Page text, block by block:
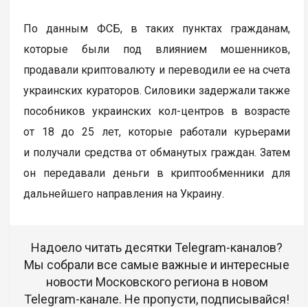
По данным ФСБ, в таких пунктах гражданам,
которые были под влиянием мошенников,
продавали криптовалюту и переводили ее на счета
украинских кураторов. Силовики задержали также
пособников украинских кол-центров в возрасте
от 18 до 25 лет, которые работали курьерами
и получали средства от обманутых граждан. Затем
он передавали деньги в криптообменники для
дальнейшего направления на Украину.
Надоело читать десятки Telegram-каналов?
Мы собрали все самые важные и интересные
новости Московского региона в новом
Telegram-канале. Не пропусти, подписывайся!